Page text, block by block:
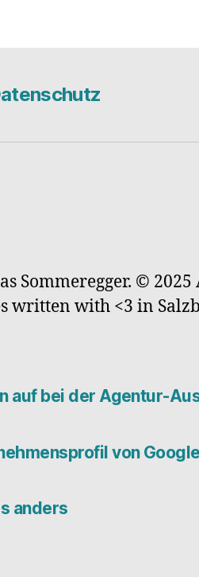
Sommeregger. © 2025
written with <3 in
auf bei der Agentur-
von
anders